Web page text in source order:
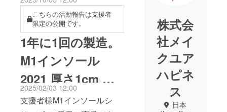
のお願い
こちらの活動報告は支援者
限定の公開です。
1年に1回の製造。
M1インソール
2021 厚さ1cm 柔
らかめ2、入荷の
2025/02/03 12:00
支援者様M1インソールシ
株式会
社メイ
クユア
ハピネ
ス
日本